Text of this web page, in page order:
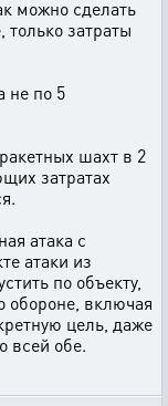
можно сделать
затраты
не по 5
шахт в 2
затратах
атака с
атаки из
по объекту,
обороне, включая
цель, даже
всей обе.